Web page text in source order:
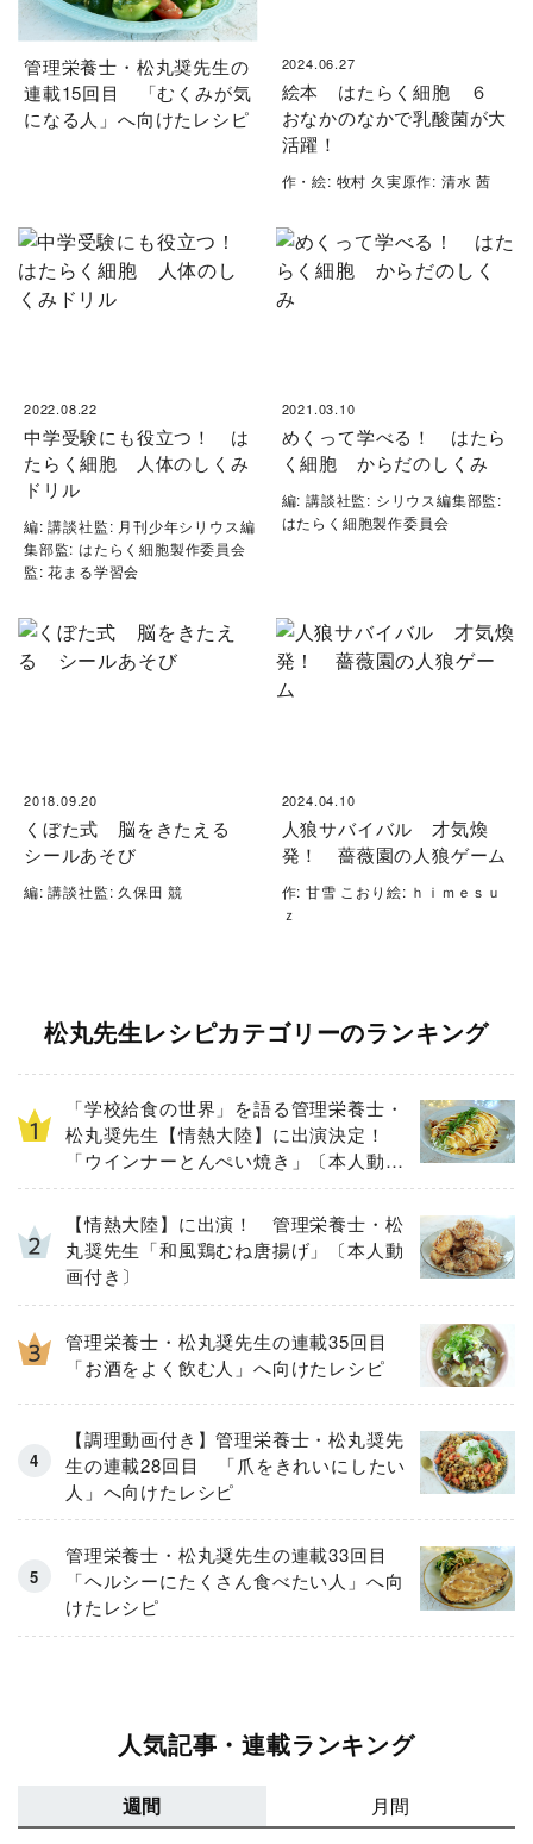
管理栄養士・松丸奨先生の
連載15回目 「むくみが気
になる人」へ向けたレシピ
2024.06.27
絵本 はたらく細胞 ６
おなかのなかで乳酸菌が大
活躍！
作・絵: 牧村 久実原作: 清水 茜
2022.08.22
中学受験にも役立つ！ は
たらく細胞 人体のしくみ
ドリル
編: 講談社監: 月刊少年シリウス編
集部監: はたらく細胞製作委員会
監: 花まる学習会
2021.03.10
めくって学べる！ はたら
く細胞 からだのしくみ
編: 講談社監: シリウス編集部監:
はたらく細胞製作委員会
2018.09.20
くぼた式 脳をきたえる
シールあそび
編: 講談社監: 久保田 競
2024.04.10
人狼サバイバル 才気煥
発！ 薔薇園の人狼ゲーム
作: 甘雪 こおり絵: ｈｉｍｅｓｕ
ｚ
松丸先生レシピカテゴリーのランキング
「学校給食の世界」を語る管理栄養士・
松丸奨先生【情熱大陸】に出演決定！
「ウインナーとんぺい焼き」〔本人動画
付き〕
【情熱大陸】に出演！ 管理栄養士・松
丸奨先生「和風鶏むね唐揚げ」〔本人動
画付き〕
管理栄養士・松丸奨先生の連載35回目
「お酒をよく飲む人」へ向けたレシピ
【調理動画付き】管理栄養士・松丸奨先
生の連載28回目 「爪をきれいにしたい
人」へ向けたレシピ
管理栄養士・松丸奨先生の連載33回目
「ヘルシーにたくさん食べたい人」へ向
けたレシピ
人気記事・連載ランキング
週間 月間